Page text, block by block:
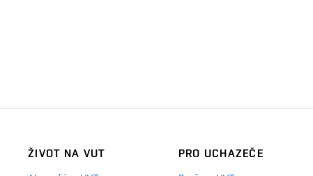
ŽIVOT NA VUT
PRO UCHAZEČE